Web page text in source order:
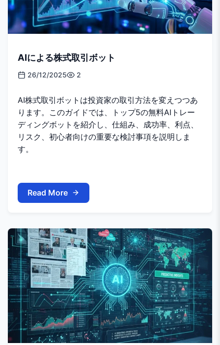
AIによる株式取引ボット
26/12/2025 2
AI株式取引ボットは投資家の取引方法を変えつつあ
ります。このガイドでは、トップ5の無料AIトレー
ディングボットを紹介し、仕組み、成功率、利点、
リスク、初心者向けの重要な検討事項を説明しま
す。
Read More